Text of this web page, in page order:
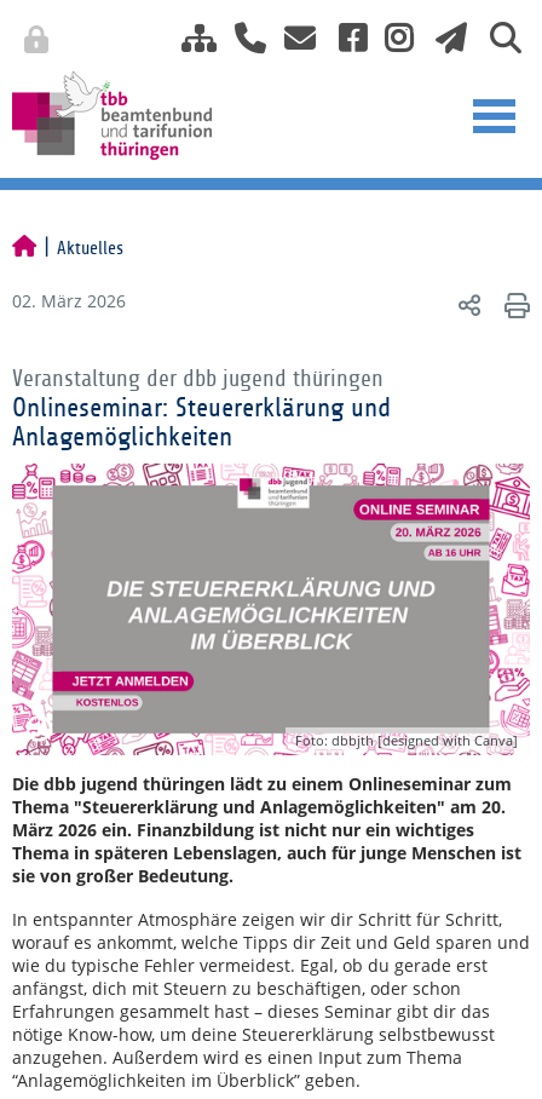
Aktuelles
02. März 2026
Veranstaltung der dbb jugend thüringen
Onlineseminar: Steuererklärung und
Anlagemöglichkeiten
Foto: dbbjth [designed with Canva]
Die dbb jugend thüringen lädt zu einem Onlineseminar zum
Thema "Steuererklärung und Anlagemöglichkeiten" am 20.
März 2026 ein. Finanzbildung ist nicht nur ein wichtiges
Thema in späteren Lebenslagen, auch für junge Menschen ist
sie von großer Bedeutung.
In entspannter Atmosphäre zeigen wir dir Schritt für Schritt,
worauf es ankommt, welche Tipps dir Zeit und Geld sparen und
wie du typische Fehler vermeidest. Egal, ob du gerade erst
anfängst, dich mit Steuern zu beschäftigen, oder schon
Erfahrungen gesammelt hast – dieses Seminar gibt dir das
nötige Know-how, um deine Steuererklärung selbstbewusst
anzugehen. Außerdem wird es einen Input zum Thema
“Anlagemöglichkeiten im Überblick” geben.